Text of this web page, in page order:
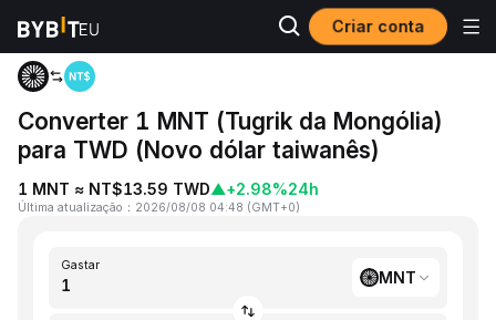
Criar conta
Página inicial
Converter 1 MNT (Tugrik da Mongólia)
para TWD (Novo dólar taiwanês)
1 MNT ≈ NT$13.59 TWD▲+2.98%24h
Última atualização ： 2026/08/08 04:48 (GMT+0)
Gastar
MNT